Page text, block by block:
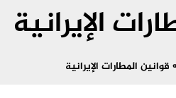
الإيرانية
» قوانين المطارات الإيرانية